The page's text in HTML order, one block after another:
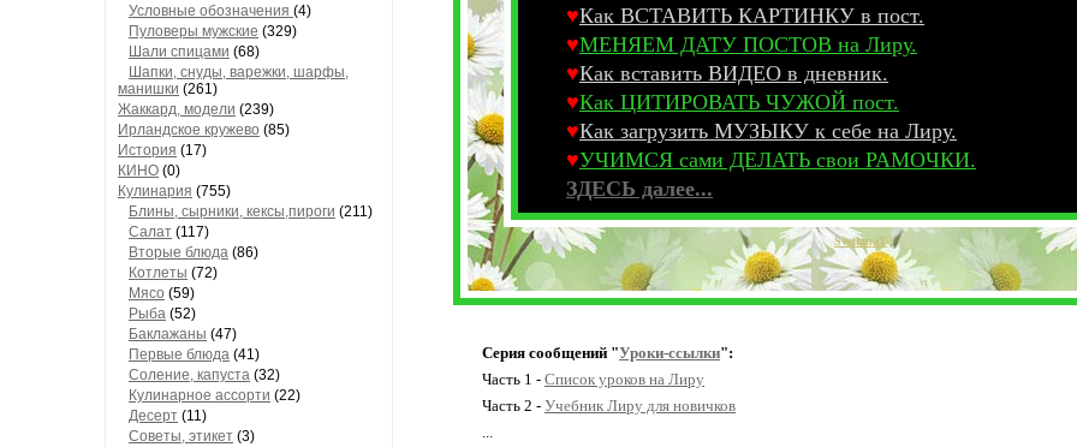
Условные обозначения (4)
Пуловеры мужские (329)
Шали спицами (68)
Шапки, снуды, варежки, шарфы,
манишки (261)
Жаккард, модели (239)
Ирландское кружево (85)
История (17)
КИНО (0)
Кулинария (755)
Блины, сырники, кексы,пироги (211)
Салат (117)
Вторые блюда (86)
Котлеты (72)
Мясо (59)
Рыба (52)
Баклажаны (47)
Первые блюда (41)
Соление, капуста (32)
Кулинарное ассорти (22)
Десерт (11)
Советы, этикет (3)
♥Как ВСТАВИТЬ КАРТИНКУ в пост.
♥МЕНЯЕМ ДАТУ ПОСТОВ на Лиру.
♥Как вставить ВИДЕО в дневник.
♥Как ЦИТИРОВАТЬ ЧУЖОЙ пост.
♥Как загрузить МУЗЫКУ к себе на Лиру.
♥УЧИМСЯ сами ДЕЛАТЬ свои РАМОЧКИ.
ЗДЕСЬ далее...
SvetlanaT
Серия сообщений "Уроки-ссылки":
Часть 1 - Список уроков на Лиру
Часть 2 - Учебник Лиру для новичков
...